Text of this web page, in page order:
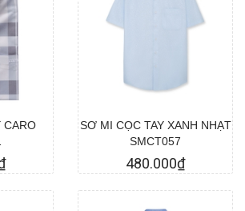
CARO
Chọn hàng
SƠ MI CỌC TAY XANH NHẠT
SMCT057
480.000₫